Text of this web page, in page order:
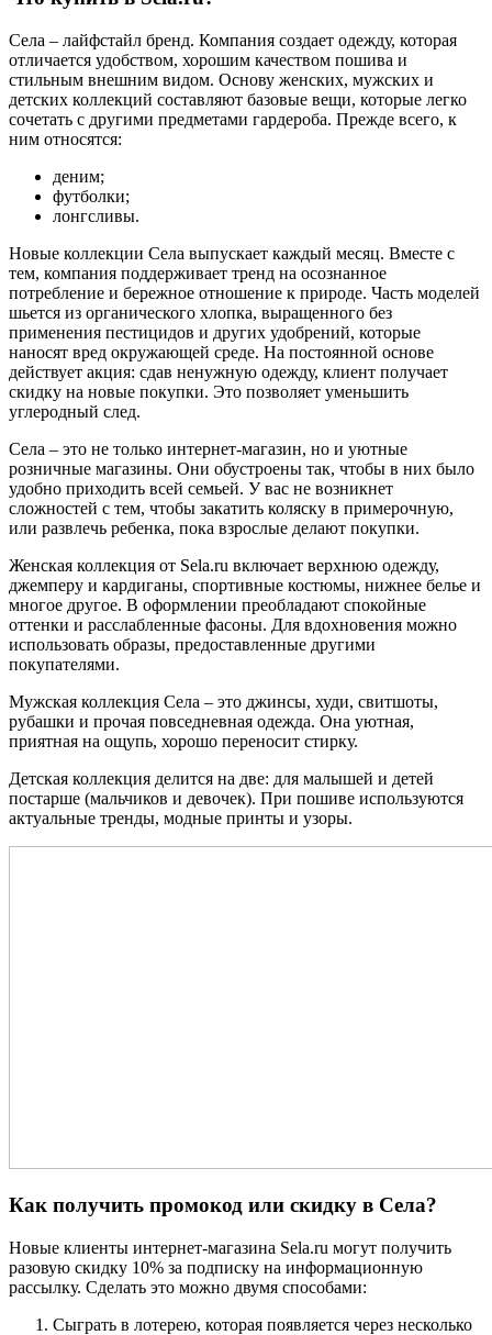
Села – лайфстайл бренд. Компания создает одежду, которая
отличается удобством, хорошим качеством пошива и
стильным внешним видом. Основу женских, мужских и
детских коллекций составляют базовые вещи, которые легко
сочетать с другими предметами гардероба. Прежде всего, к
ним относятся:
деним;
футболки;
лонгсливы.
Новые коллекции Села выпускает каждый месяц. Вместе с
тем, компания поддерживает тренд на осознанное
потребление и бережное отношение к природе. Часть моделей
шьется из органического хлопка, выращенного без
применения пестицидов и других удобрений, которые
наносят вред окружающей среде. На постоянной основе
действует акция: сдав ненужную одежду, клиент получает
скидку на новые покупки. Это позволяет уменьшить
углеродный след.
Села – это не только интернет-магазин, но и уютные
розничные магазины. Они обустроены так, чтобы в них было
удобно приходить всей семьей. У вас не возникнет
сложностей с тем, чтобы закатить коляску в примерочную,
или развлечь ребенка, пока взрослые делают покупки.
Женская коллекция от Sela.ru включает верхнюю одежду,
джемперу и кардиганы, спортивные костюмы, нижнее белье и
многое другое. В оформлении преобладают спокойные
оттенки и расслабленные фасоны. Для вдохновения можно
использовать образы, предоставленные другими
покупателями.
Мужская коллекция Села – это джинсы, худи, свитшоты,
рубашки и прочая повседневная одежда. Она уютная,
приятная на ощупь, хорошо переносит стирку.
Детская коллекция делится на две: для малышей и детей
постарше (мальчиков и девочек). При пошиве используются
актуальные тренды, модные принты и узоры.
Как получить промокод или скидку в Села?
Новые клиенты интернет-магазина Sela.ru могут получить
разовую скидку 10% за подписку на информационную
рассылку. Сделать это можно двумя способами:
Сыграть в лотерею, которая появляется через несколько